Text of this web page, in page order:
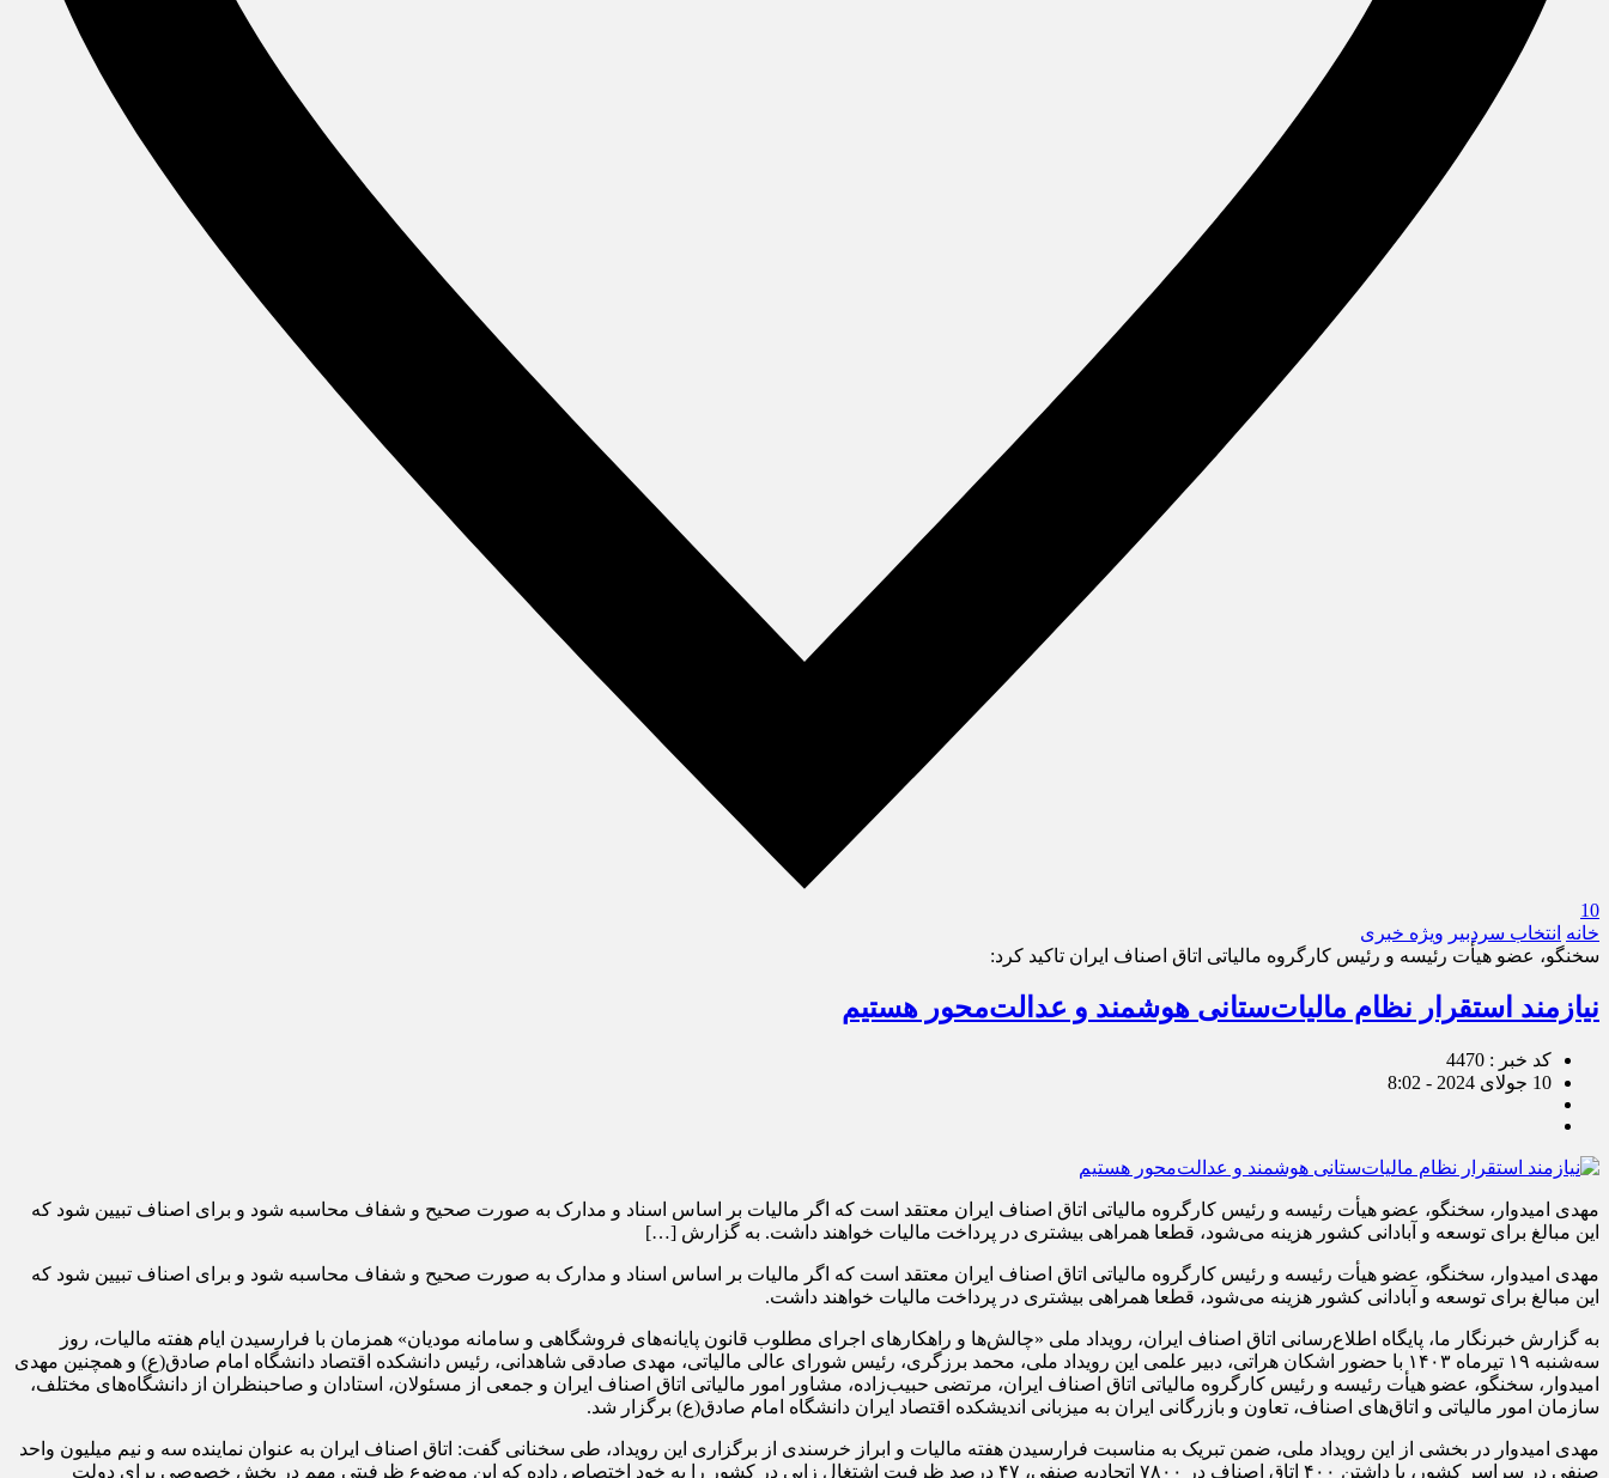
10
خانه انتخاب سردبیر ویژه خبری
سخنگو، عضو هیأت رئیسه و رئیس کارگروه مالیاتی اتاق اصناف ایران تاکید کرد:
نیازمند استقرار نظام مالیات‌ستانی هوشمند و عدالت‌محور هستیم
کد خبر : 4470
10 جولای 2024 - 8:02
مهدی امیدوار، سخنگو، عضو هیأت رئیسه و رئیس کارگروه مالیاتی اتاق اصناف ایران معتقد است که اگر مالیات بر اساس اسناد و مدارک به صورت صحیح و شفاف محاسبه شود و برای اصناف تبیین شود که
این مبالغ برای توسعه و آبادانی کشور هزینه می‌شود، قطعا همراهی بیشتری در پرداخت مالیات خواهند داشت. به گزارش […]
مهدی امیدوار، سخنگو، عضو هیأت رئیسه و رئیس کارگروه مالیاتی اتاق اصناف ایران معتقد است که اگر مالیات بر اساس اسناد و مدارک به صورت صحیح و شفاف محاسبه شود و برای اصناف تبیین شود که
این مبالغ برای توسعه و آبادانی کشور هزینه می‌شود، قطعا همراهی بیشتری در پرداخت مالیات خواهند داشت.
به گزارش خبرنگار ما، پایگاه اطلاع‌رسانی اتاق اصناف ایران، رویداد ملی «چالش‌ها و راهکارهای اجرای مطلوب قانون پایانه‌های فروشگاهی و سامانه مودیان» همزمان با فرارسیدن ایام هفته مالیات، روز
سه‌شنبه ۱۹ تیرماه ۱۴۰۳ با حضور اشکان هراتی، دبیر علمی این رویداد ملی، محمد برزگری، رئیس شورای عالی مالیاتی، مهدی صادقی شاهدانی، رئیس دانشکده اقتصاد دانشگاه امام صادق(ع) و همچنین مهدی
امیدوار، سخنگو، عضو هیأت رئیسه و رئیس کارگروه مالیاتی اتاق اصناف ایران، مرتضی حبیب‌زاده، مشاور امور مالیاتی اتاق اصناف ایران و جمعی از مسئولان، استادان و صاحبنظران از دانشگاه‌های مختلف،
سازمان امور مالیاتی و اتاق‌های اصناف، تعاون و بازرگانی ایران به میزبانی اندیشکده اقتصاد ایران دانشگاه امام صادق(ع) برگزار شد.
مهدی امیدوار در بخشی از این رویداد ملی، ضمن تبریک به مناسبت فرارسیدن هفته مالیات و ابراز خرسندی از برگزاری این رویداد، طی سخنانی گفت: اتاق اصناف ایران به عنوان نماینده سه و نیم میلیون واحد
صنفی در سراسر کشور، با داشتن ۴۰۰ اتاق اصناف در ۷۸۰۰ اتحادیه صنفی، ۴۷ درصد ظرفیت اشتغال زایی در کشور را به خود اختصاص داده که این موضوع ظرفیتی مهم در بخش خصوصی برای دولت